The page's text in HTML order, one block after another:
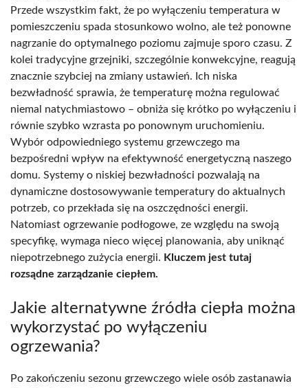
Przede wszystkim fakt, że po wyłączeniu temperatura w
pomieszczeniu spada stosunkowo wolno, ale też ponowne
nagrzanie do optymalnego poziomu zajmuje sporo czasu. Z
kolei tradycyjne grzejniki, szczególnie konwekcyjne, reagują
znacznie szybciej na zmiany ustawień. Ich niska
bezwładność sprawia, że temperaturę można regulować
niemal natychmiastowo – obniża się krótko po wyłączeniu i
równie szybko wzrasta po ponownym uruchomieniu.
Wybór odpowiedniego systemu grzewczego ma
bezpośredni wpływ na efektywność energetyczną naszego
domu. Systemy o niskiej bezwładności pozwalają na
dynamiczne dostosowywanie temperatury do aktualnych
potrzeb, co przekłada się na oszczędności energii.
Natomiast ogrzewanie podłogowe, ze względu na swoją
specyfikę, wymaga nieco więcej planowania, aby uniknąć
niepotrzebnego zużycia energii. Kluczem jest tutaj
rozsądne zarządzanie ciepłem.
Jakie alternatywne źródła ciepła można
wykorzystać po wyłączeniu
ogrzewania?
Po zakończeniu sezonu grzewczego wiele osób zastanawia